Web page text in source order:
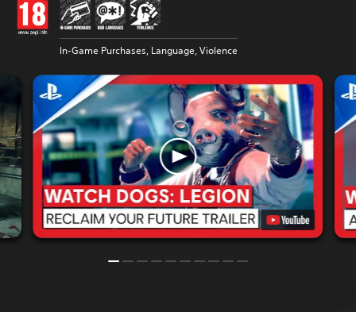
In-Game Purchases, Language, Violence